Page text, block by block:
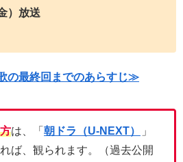
）放送
の最終回までのあらすじ≫
は、「 朝ドラ（U-NEXT）
」
ば、観られます。（過去公開